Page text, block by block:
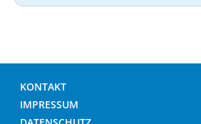
KONTAKT
IMPRESSUM